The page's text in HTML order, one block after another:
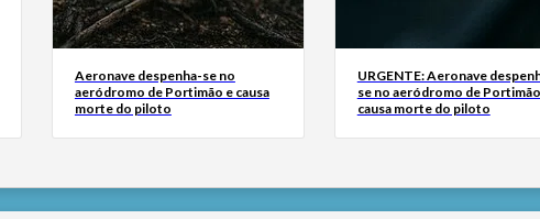
Aeronave despenha-se no
aeródromo de Portimão e causa
morte do piloto
URGENTE: Aeronave
se no aeródromo de
causa morte do piloto